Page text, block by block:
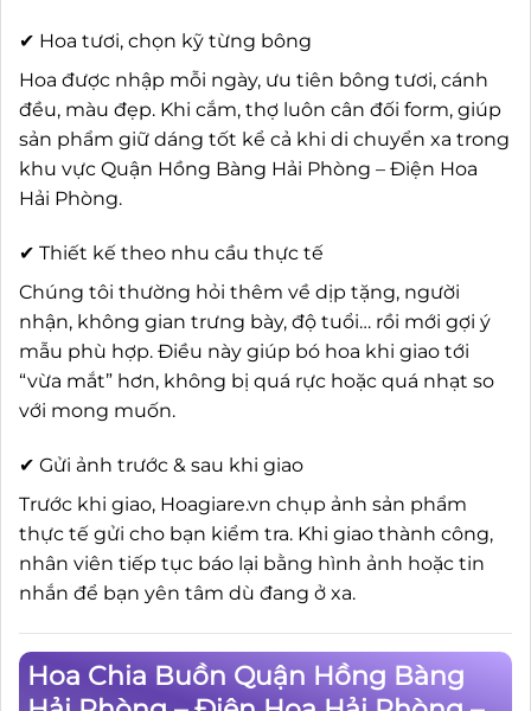
✔ Hoa tươi, chọn kỹ từng bông
Hoa được nhập mỗi ngày, ưu tiên bông tươi, cánh
đều, màu đẹp. Khi cắm, thợ luôn cân đối form, giúp
sản phẩm giữ dáng tốt kể cả khi di chuyển xa trong
khu vực Quận Hồng Bàng Hải Phòng – Điện Hoa
Hải Phòng.
✔ Thiết kế theo nhu cầu thực tế
Chúng tôi thường hỏi thêm về dịp tặng, người
nhận, không gian trưng bày, độ tuổi… rồi mới gợi ý
mẫu phù hợp. Điều này giúp bó hoa khi giao tới
“vừa mắt” hơn, không bị quá rực hoặc quá nhạt so
với mong muốn.
✔ Gửi ảnh trước & sau khi giao
Trước khi giao, Hoagiare.vn chụp ảnh sản phẩm
thực tế gửi cho bạn kiểm tra. Khi giao thành công,
nhân viên tiếp tục báo lại bằng hình ảnh hoặc tin
nhắn để bạn yên tâm dù đang ở xa.
Hoa Chia Buồn Quận Hồng Bàng